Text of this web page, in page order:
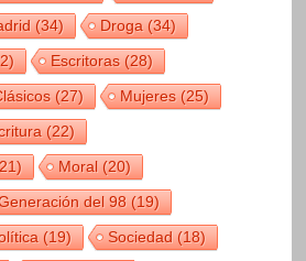
(34) Droga(34)
Escritoras(28)
(27) Mujeres(25)
(22)
Moral(20)
del 98(19)
(19) Sociedad(18)